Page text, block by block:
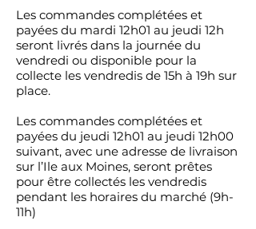
Les commandes complétées et
payées du mardi 12h01 au jeudi 12h
seront livrés dans la journée du
vendredi ou disponible pour la
collecte les vendredis de 15h à 19h sur
place.
Les commandes complétées et
payées du jeudi 12h01 au jeudi 12h00
suivant, avec une adresse de livraison
sur l’Ile aux Moines, seront prêtes
pour être collectés les vendredis
pendant les horaires du marché (9h-
11h)